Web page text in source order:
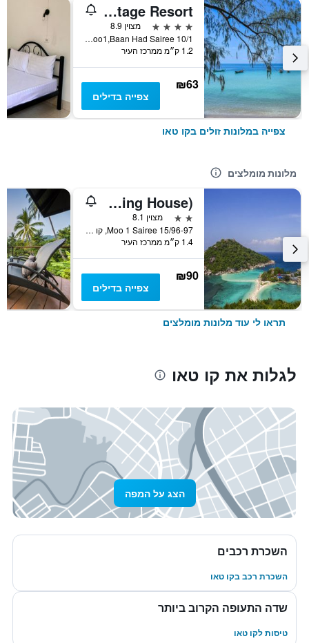
Sairee Cottage Resort
4 כוכבים
מצוין 8.9
10/1 Moo1,Baan Had Sairee, קו טאו, תאילנד
1.2 ק״מ ממרכז העיר
₪63
צפייה בדילים
צפייה במלונות זולים בקו טאו
מלונות מומלצים
Good Dream Hotel (Khun Ying House)
2 כוכבים
מצוין 8.1
15/96-97 Moo 1 Sairee, קו טאו, תאילנד
1.4 ק״מ ממרכז העיר
₪90
צפייה בדילים
תראו לי עוד מלונות מומלצים
לגלות את קו טאו
הצג על המפה
השכרת רכבים
השכרת רכב בקו טאו
שדה התעופה הקרוב ביותר
טיסות לקו טאו